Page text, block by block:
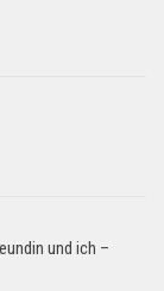
und ich –